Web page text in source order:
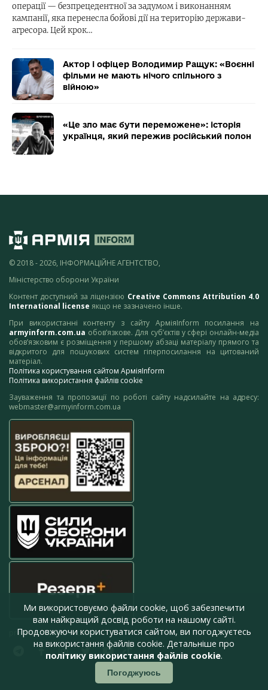
операції — безпрецедентної за задумом і виконанням
кампанії, яка перенесла бойові дії на територію держави-
агресора. Цей крок…
Актор і офіцер Володимир Ращук: «Воєнні
фільми не мають нічого спільного з
війною»
«Це зло має бути переможене»: історія
українця, який пережив російський полон
© 2018 - 2026, ІНФОРМАЦІЙНЕ АГЕНТСТВО,
Міністерство оборони України
Контент доступний за ліцензією Creative Commons Attribution 4.0
International license якщо не зазначено інше.
При використанні контенту з сайту АрміяInform посилання на
armyinform.com.ua обов’язкове. Для суб’єктів у сфері онлайн-медіа
обов’язковим є розміщення у першому абзаці матеріалу прямого та
відкритого для пошукових систем гіперпосилання на цитований
матеріал.
Політика користування сайтом АрміяInform
Політика використання файлів cookie
Зауваження та пропозиції по роботі сайту надсилайте на адресу:
webmaster@armyinform.com.ua
press@armyinform.com.ua
Ми використовуємо файли cookie, щоб забезпечити
вам найкращий досвід роботи на нашому сайті.
Продовжуючи користуватися сайтом, ви погоджуєтесь
на використання файлів cookie. Детальніше про
політику використання файлів cookie.
Погоджуюсь